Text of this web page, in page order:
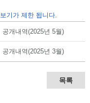
기가 제한 됩니다.
개내역(2025년 5월)
개내역(2025년 3월)
목록